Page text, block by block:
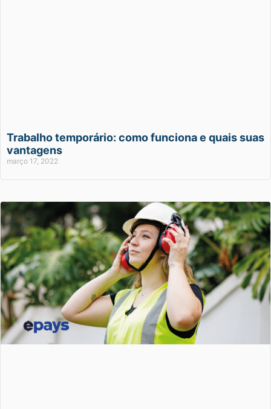
Trabalho temporário: como funciona e quais suas
vantagens
março 17, 2022